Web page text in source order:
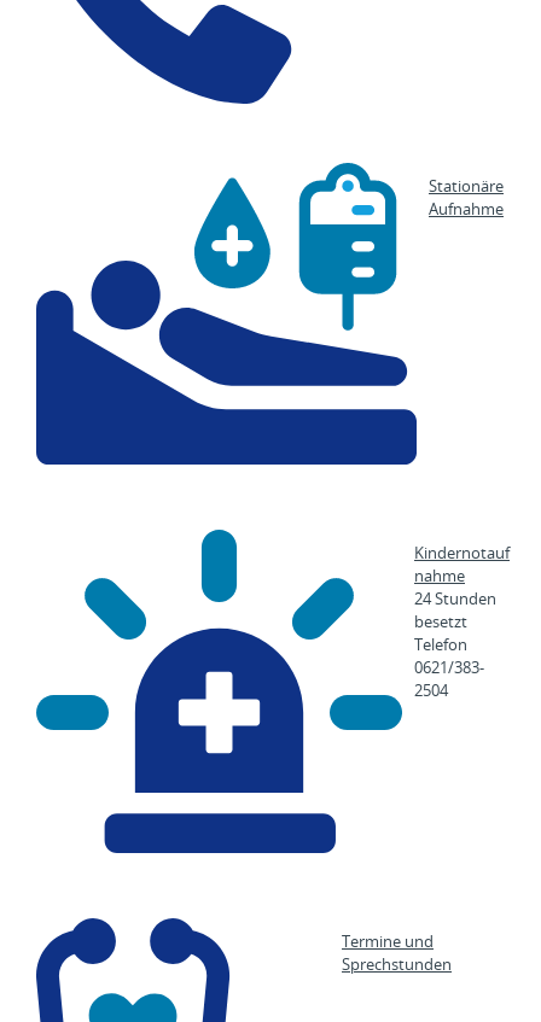
Stationäre
Aufnahme
Kindernotauf
nahme
24 Stunden
besetzt
Telefon
0621/383-
2504
Termine und
Sprechstunden